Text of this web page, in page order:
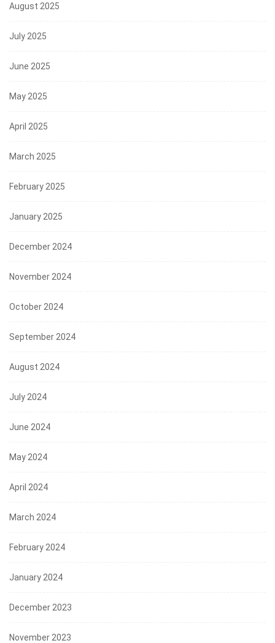
August 2025
July 2025
June 2025
May 2025
April 2025
March 2025
February 2025
January 2025
December 2024
November 2024
October 2024
September 2024
August 2024
July 2024
June 2024
May 2024
April 2024
March 2024
February 2024
January 2024
December 2023
November 2023